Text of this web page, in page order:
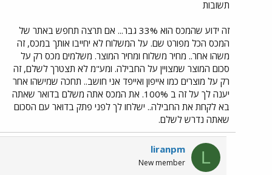
תשובות
זה ידוע שהמכס הוא 33% גבר... אם תרצה תחפש באתר של
המכס הכל מפורט שם. על המשלוח לא יחייבו אותך במכס, זה
משהו אחר.. מחיר משלוח ומחיר המוצר. משלמים מכס רק על
סכום המוצר שמצויין על החבילה. ומע"מ לא תצטרך לשלם, זה
רק על מוצרים כמו אייפון ואייפד אני חושב.. תחכה שמישהו אחר
יענה לך על זה ב 100%. את המכס אתה משלם בדואר שאתה
בא לקחת את החבילה.. ישלחו לך לפני פתק בדואר עם הסכום
שאתה נדרש לשלם.
L
liranpm
New member